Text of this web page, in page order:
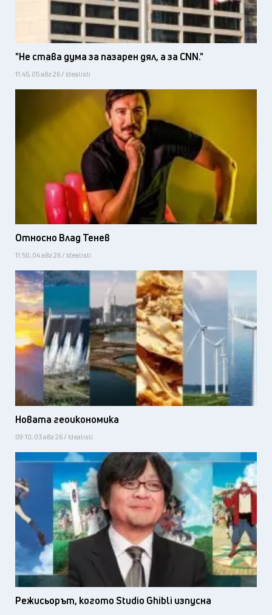
"Не става дума за пазарен дял, а за CNN."
11:45, 05 авг 26 / Idealisti
Относно Влад Тенев
11:50, 04 авг 26 / Idealisti
Новата геоикономика
09:10, 03 авг 26 / Idealisti
Режисьорът, когото Studio Ghibli изпусна